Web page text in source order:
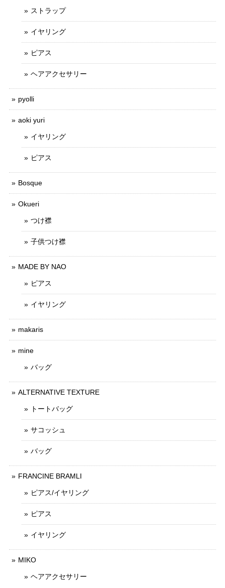
ストラップ
イヤリング
ピアス
ヘアアクセサリー
pyolli
aoki yuri
イヤリング
ピアス
Bosque
Okueri
つけ襟
子供つけ襟
MADE BY NAO
ピアス
イヤリング
makaris
mine
バッグ
ALTERNATIVE TEXTURE
トートバッグ
サコッシュ
バッグ
FRANCINE BRAMLI
ピアス/イヤリング
ピアス
イヤリング
MIKO
ヘアアクセサリー